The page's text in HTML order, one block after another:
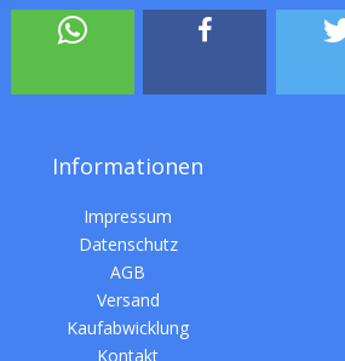
Informationen
Impressum
Datenschutz
AGB
Versand
Kaufabwicklung
Kontakt